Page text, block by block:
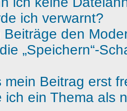
ich verwarnt?
Beiträge den
„Speichern“-
mein Beitrag erst
ich ein Thema als